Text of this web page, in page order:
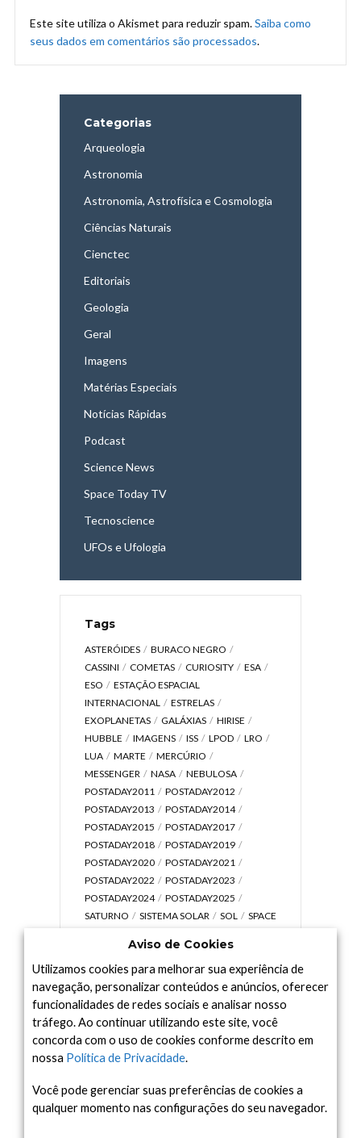
Este site utiliza o Akismet para reduzir spam.Saiba como
seus dados em comentários são processados.
Categorias
Arqueologia
Astronomia
Astronomia, Astrofísica e Cosmologia
Ciências Naturais
Cienctec
Editoriais
Geologia
Geral
Imagens
Matérias Especiais
Notícias Rápidas
Podcast
Science News
Space Today TV
Tecnoscience
UFOs e Ufologia
Tags
ASTERÓIDES
BURACO NEGRO
CASSINI
COMETAS CURIOSITY
ESA
ESO
ESTAÇÃO ESPACIAL
INTERNACIONAL
ESTRELAS
EXOPLANETAS
GALÁXIAS
HIRISE
HUBBLE
IMAGENS ISS LPOD
LRO
LUA
MARTE
MERCÚRIO
MESSENGER
NASA
NEBULOSA
POSTADAY2011
POSTADAY2012
POSTADAY2013
POSTADAY2014
POSTADAY2015
POSTADAY2017
POSTADAY2018
POSTADAY2019
POSTADAY2020
POSTADAY2021
POSTADAY2022
POSTADAY2023
POSTADAY2024
POSTADAY2025
SATURNO
SISTEMA SOLAR SOL
SPACE
UNIVERSO
VÍDEO
Arquivo
Arquivo
Aviso de Cookies
Utilizamos cookies para melhorar sua experiência de
navegação, personalizar conteúdos e anúncios, oferecer
funcionalidades de redes sociais e analisar nosso
tráfego. Ao continuar utilizando este site, você
concorda com o uso de cookies conforme descrito em
nossa Política de Privacidade.
Você pode gerenciar suas preferências de cookies a
qualquer momento nas configurações do seu navegador.